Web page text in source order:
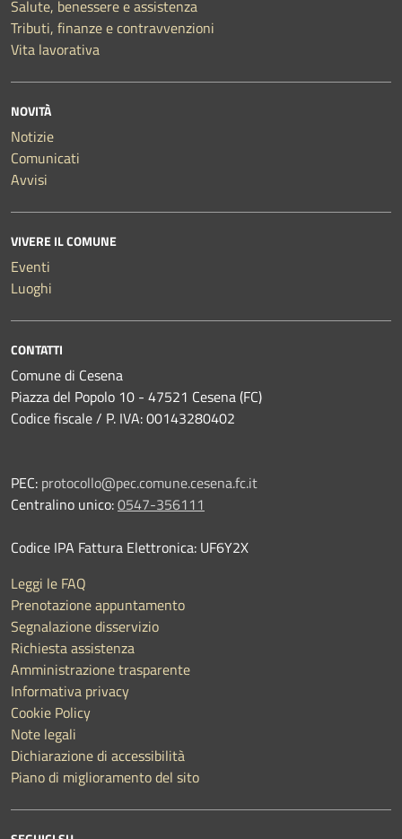
Salute, benessere e assistenza
Tributi, finanze e contravvenzioni
Vita lavorativa
NOVITÀ
Notizie
Comunicati
Avvisi
VIVERE IL COMUNE
Eventi
Luoghi
CONTATTI
Comune di Cesena
Piazza del Popolo 10 - 47521 Cesena (FC)
Codice fiscale / P. IVA: 00143280402
PEC: protocollo@pec.comune.cesena.fc.it
Centralino unico:0547-356111
Codice IPA Fattura Elettronica: UF6Y2X
Leggi le FAQ
Prenotazione appuntamento
Segnalazione disservizio
Richiesta assistenza
Amministrazione trasparente
Informativa privacy
Cookie Policy
Note legali
Dichiarazione di accessibilità
Piano di miglioramento del sito